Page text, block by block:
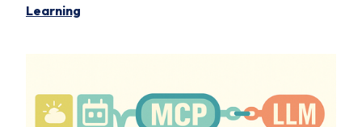
Learning